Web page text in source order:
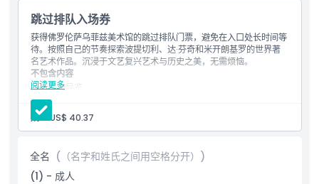
亮点
包含项
儿童成人政策
需要了解的事项
跳过排队入场券
获得佛罗伦萨乌菲兹美术馆的跳过排队门票，避免在入口处长时间等
待。按照自己的节奏探索波提切利、达·芬奇和米开朗基罗的世界著
名艺术作品。沉浸于文艺复兴艺术与历史之美，无需烦恼。
阅读更多
不包含内容
语音导览
导游服务
交通
其他个人费用
乌菲兹美术馆跳过排队门票
与友好工作人员会面并享受便捷的换票服务
预订费用
成人: US$ 40.37
全名 (（名字和姓氏之间用空格分开）)
(1) - 成人